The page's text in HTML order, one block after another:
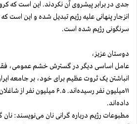
جدی در برابر پیشروی آن نکردند. این است که
انزجار پنهانی علیه رژیم تبدیل شده و این است
سرنگونی رژیم شده است.
دوستان عزیز،
عامل اساسی دیگر در گسترش خشم عمومی،
انباشتن یک ثروت عظیم برای خود، بر جامعه
‌۱۱میلیون نفر رسیده‌اند. ۶.۵
داده‌اند.
مطبوعات رژیم درباره گرانی نان می‌نویسند: